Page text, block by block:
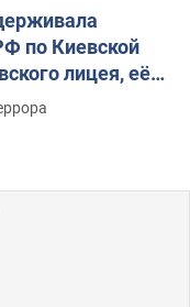
по Киевской
лицея, её